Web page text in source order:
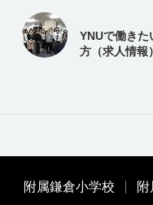
YNUで働きた
方（求人情報）
附属鎌倉小学校